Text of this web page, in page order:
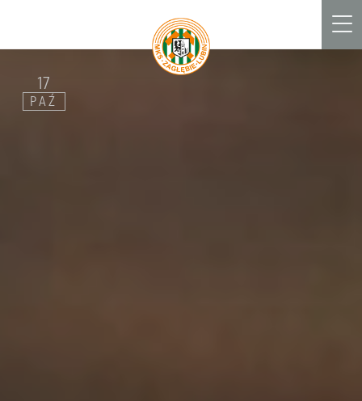
17
PAŹ